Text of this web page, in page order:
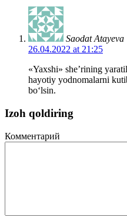
Saodat Atayeva
26.04.2022 at 21:25
«Yaxshi» she’rining
hayotiy yodnomalarni
bo‘lsin.
Izoh qoldiring
Комментарий